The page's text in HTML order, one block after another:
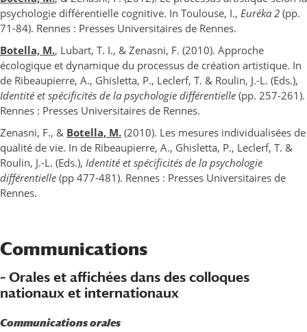
psychologie différentielle cognitive. In Toulouse, I., Euréka 2 (pp.
71-84). Rennes : Presses Universitaires de Rennes.
Botella, M., Lubart, T. I., & Zenasni, F. (2010). Approche
écologique et dynamique du processus de création artistique. In
de Ribeaupierre, A., Ghisletta, P., Leclerf, T. & Roulin, J.-L. (Eds.),
Identité et spécificités de la psychologie différentielle (pp. 257-261).
Rennes : Presses Universitaires de Rennes.
Zenasni, F., & Botella, M. (2010). Les mesures individualisées de
qualité de vie. In de Ribeaupierre, A., Ghisletta, P., Leclerf, T. &
Roulin, J.-L. (Eds.), Identité et spécificités de la psychologie
différentielle (pp 477-481). Rennes : Presses Universitaires de
Rennes.
Communications
– Orales et affichées dans des colloques
nationaux et internationaux
Communications orales